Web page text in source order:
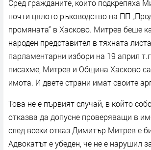
Сред гражданите, които подкрепяха
почти цялото ръководство на ПП
промяната“ в Хасково. Митрев беше
народен представител в тяхната
парламентарни избори на 19 април
писахме, Митрев и Община Хасково
имота. И двете страни имат своите
Това не е първият случай, в който
отказва да допусне проверяващи в
след всеки отказ Димитър Митрев е
Адвокатът е убеден, че не е нарушил